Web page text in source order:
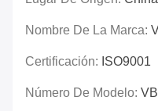
Nombre De La Marca:
Certificación: ISO9001
Número De Modelo: